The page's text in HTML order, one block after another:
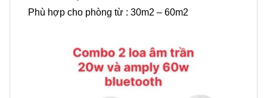
Phù hợp cho phòng từ : 30m2 – 60m2